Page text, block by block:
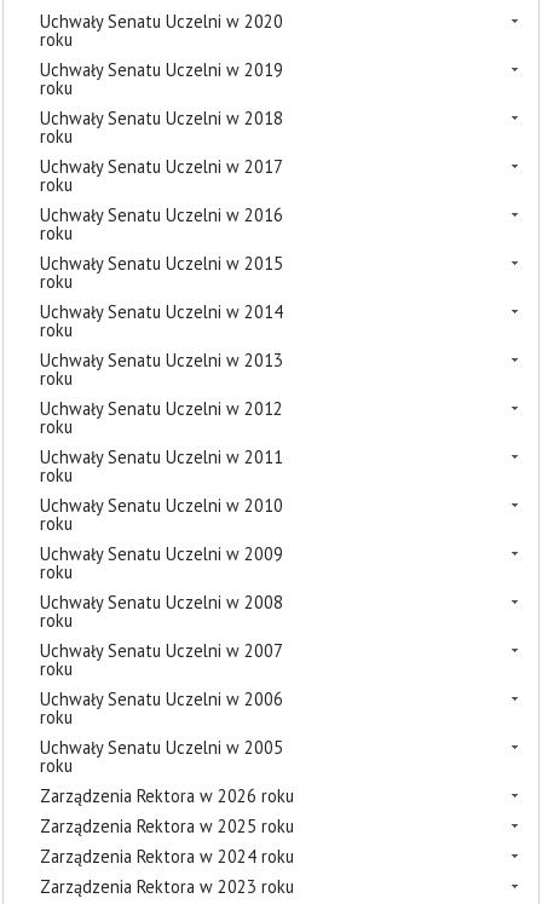
Uchwały Senatu Uczelni w 2020
roku
Uchwały Senatu Uczelni w 2019
roku
Uchwały Senatu Uczelni w 2018
roku
Uchwały Senatu Uczelni w 2017
roku
Uchwały Senatu Uczelni w 2016
roku
Uchwały Senatu Uczelni w 2015
roku
Uchwały Senatu Uczelni w 2014
roku
Uchwały Senatu Uczelni w 2013
roku
Uchwały Senatu Uczelni w 2012
roku
Uchwały Senatu Uczelni w 2011
roku
Uchwały Senatu Uczelni w 2010
roku
Uchwały Senatu Uczelni w 2009
roku
Uchwały Senatu Uczelni w 2008
roku
Uchwały Senatu Uczelni w 2007
roku
Uchwały Senatu Uczelni w 2006
roku
Uchwały Senatu Uczelni w 2005
roku
Zarządzenia Rektora w 2026 roku
Zarządzenia Rektora w 2025 roku
Zarządzenia Rektora w 2024 roku
Zarządzenia Rektora w 2023 roku